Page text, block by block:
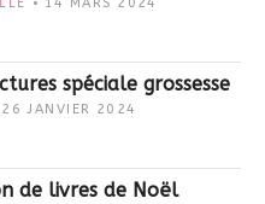
14 MARS 2024
spéciale grossesse
26 JANVIER 2024
de livres de Noël